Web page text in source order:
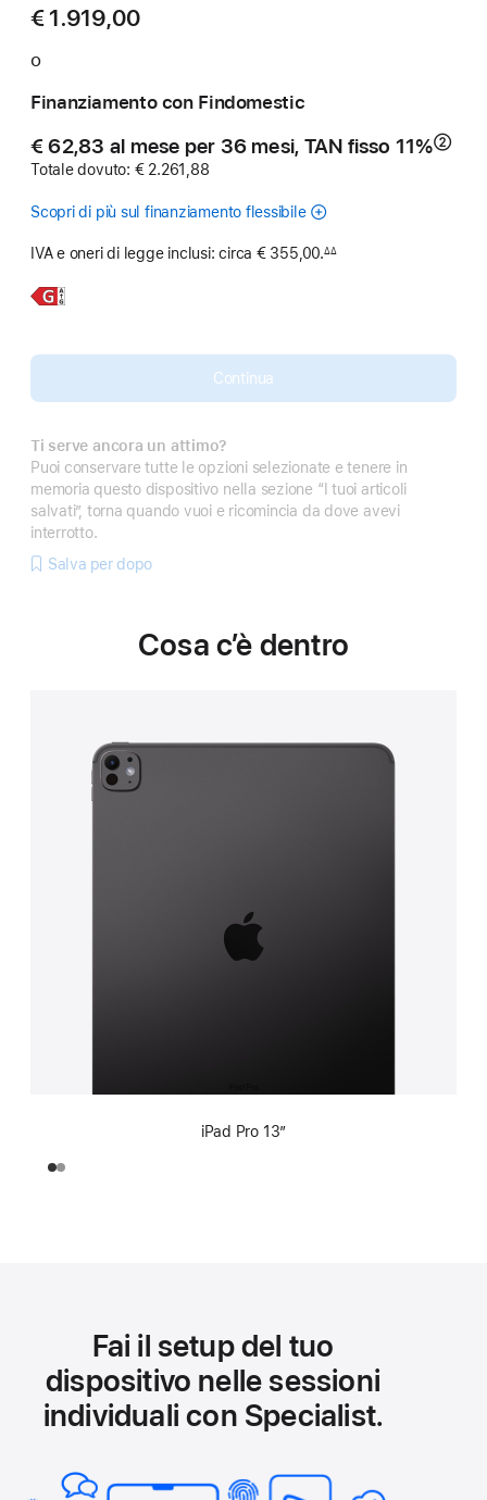
€ 1.919,00
o
Finanziamento con Findomestic
€ 62,83 al mese per 36 mesi, TAN fisso 11%②
Totale dovuto: € 2.261,88
Scopri di più sul finanziamento flessibile
IVA e oneri di legge inclusi: circa € 355,00.∆∆
Scopri
più,13"
Continua
Ti serve ancora un attimo?
Puoi conservare tutte le opzioni selezionate e tenere in
memoria questo dispositivo nella sezione “I tuoi articoli
salvati”, torna quando vuoi e ricomincia da dove avevi
interrotto.
Salva per dopo
Cosa c’è dentro
iPad Pro 13”
Fai il setup del tuo
dispositivo nelle sessioni
individuali con Specialist.